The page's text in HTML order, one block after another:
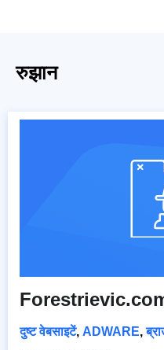
रुझान
दुष्ट वेबसाइटें, ADWARE,